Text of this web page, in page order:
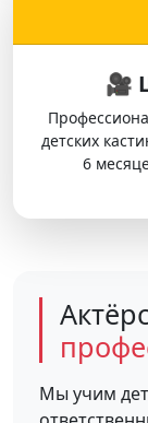
🎥
детских
6
Мы учим